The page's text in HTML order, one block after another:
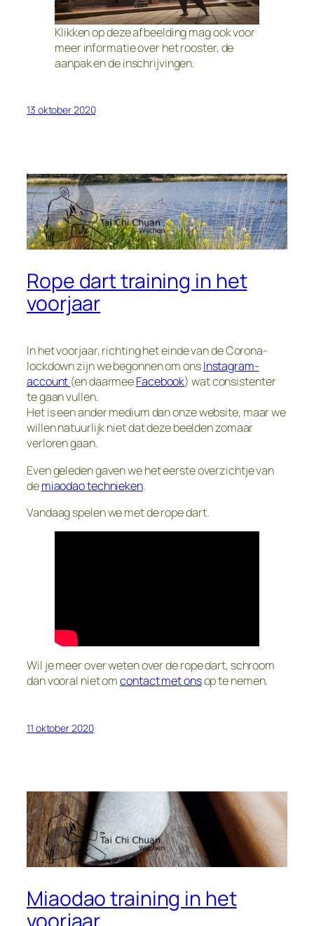
Klikken op deze afbeelding mag ook voor
meer informatie over het rooster, de
aanpak en de inschrijvingen.
13 oktober 2020
Rope dart training in het
voorjaar
In het voorjaar, richting het einde van de Corona-
lockdown zijn we begonnen om onsInstagram-
account (en daarmeeFacebook) wat consistenter
te gaan vullen.
Het is een ander medium dan onze website, maar we
willen natuurlijk niet dat deze beelden zomaar
verloren gaan.
Even geleden gaven we het eerste overzichtje van
demiaodao technieken.
Vandaag spelen we met de rope dart.
Wil je meer over weten over de rope dart, schroom
dan vooral niet omcontact met onsop te nemen.
11 oktober 2020
Miaodao training in het